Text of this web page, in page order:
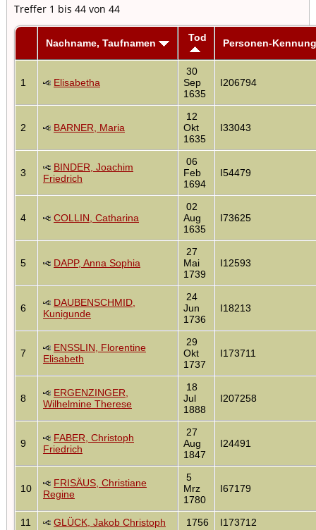
Treffer 1 bis 44 von 44
Nachname, Taufnamen Tod Personen-Kennung
1 Elisabetha
30
Sep
1635
I206794
2 BARNER, Maria
12
Okt
1635
I33043
3
BINDER, Joachim
Friedrich
06
Feb
1694
I54479
4 COLLIN, Catharina
02
Aug
1635
I73625
5 DAPP, Anna Sophia
27
Mai
1739
I12593
6
DAUBENSCHMID,
Kunigunde
24
Jun
1736
I18213
7
ENSSLIN, Florentine
Elisabeth
29
Okt
1737
I173711
8
ERGENZINGER,
Wilhelmine Therese
18
Jul
1888
I207258
9
FABER, Christoph
Friedrich
27
Aug
1847
I24491
10
FRISÄUS, Christiane
Regine
5
Mrz
1780
I67179
11 GLÜCK, Jakob Christoph 1756 I173712